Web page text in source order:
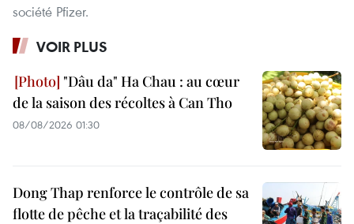
société Pfizer.
VOIR PLUS
"Dâu da" Ha Chau : au cœur
de la saison des récoltes à Can Tho
08/08/2026 01:30
Dong Thap renforce le contrôle de sa
flotte de pêche et la traçabilité des